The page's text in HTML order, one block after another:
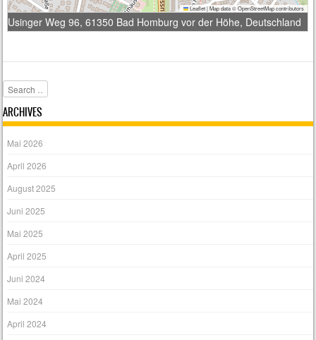
Leaflet |Map data ©OpenStreetMapcontributors
Usinger Weg 96, 61350 Bad Homburg vor der Höhe, Deutschland
Search
ARCHIVES
Mai 2026
April 2026
August 2025
Juni 2025
Mai 2025
April 2025
Juni 2024
Mai 2024
April 2024